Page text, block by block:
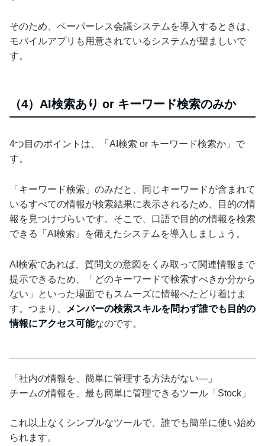
そのため、ペーパーレス会議システムを導入するときは、
モバイルアプリも用意されているシステムが望ましいで
す。
（4）AI検索あり or キーワード検索のみか
4つ目のポイントは、「AI検索 or キーワード検索か」で
す。
「キーワード検索」のみだと、同じキーワードが含まれて
いるすべての情報が検索結果に表示されるため、目的の情
報を見つけづらいです。そこで、口語で目的の情報を検索
できる「AI検索」を備えたシステムを導入しましょう。
AI検索であれば、質問文の意図をくみ取って関連情報まで
提示できるため、「どのキーワードで検索すべきか分から
ない」といった場面でもスムーズに情報へたどり着けま
す。つまり、
メンバーの検索スキルを問わず誰でも目的の
情報にアクセス可能なのです。
「社内の情報を、簡単に管理する方法がない---」
チームの情報を、最も簡単に管理できるツール「Stock」
これ以上なくシンプルなツールで、誰でも簡単に使い始め
られます。